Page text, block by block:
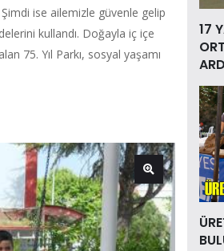
ise ailemizle güvenle gelip
kullandı. Doğayla iç içe
75. Yıl Parkı, sosyal yaşamı
17